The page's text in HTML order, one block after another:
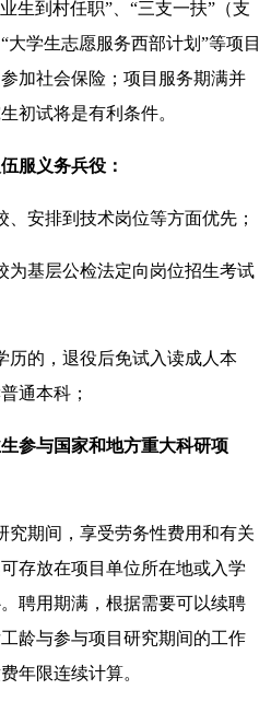
生到村任职”、“三支一扶”（支
学生志愿服务西部计划”等项目
加社会保险；项目服务期满并
初试将是有利条件。
服义务兵役：
、安排到技术岗位等方面优先；
为基层公检法定向岗位招生考试
历的，退役后免试入读成人本
通本科；
参与国家和地方重大科研项
究期间，享受劳务性费用和有关
存放在项目单位所在地或入学
聘用期满，根据需要可以续聘
龄与参与项目研究期间的工作
年限连续计算。